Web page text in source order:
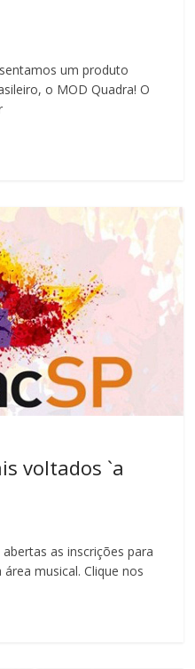
um produto
o MOD Quadra! O
voltados `a
as inscrições para
musical. Clique nos